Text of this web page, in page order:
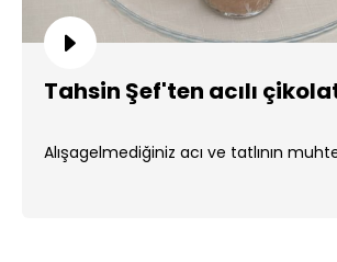
Tahsin Şef'ten acılı
Alışagelmediğiniz acı ve tatlının